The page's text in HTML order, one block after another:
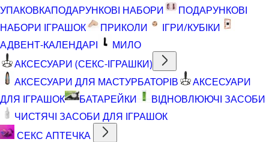
УПАКОВКАПОДАРУНКОВІ НАБОРИ
ПОДАРУНКОВІ
НАБОРИ ІГРАШОК
ПРИКОЛИ
ІГРИ/КУБІКИ
АДВЕНТ-КАЛЕНДАРІ
МИЛО
АКСЕСУАРИ (СЕКС-ІГРАШКИ)
АКСЕСУАРИ ДЛЯ МАСТУРБАТОРІВ
АКСЕСУАРИ
ДЛЯ ІГРАШОК
БАТАРЕЙКИ
ВІДНОВЛЮЮЧІ ЗАСОБИ
ЧИСТЯЧІ ЗАСОБИ ДЛЯ ІГРАШОК
СЕКС АПТЕЧКА